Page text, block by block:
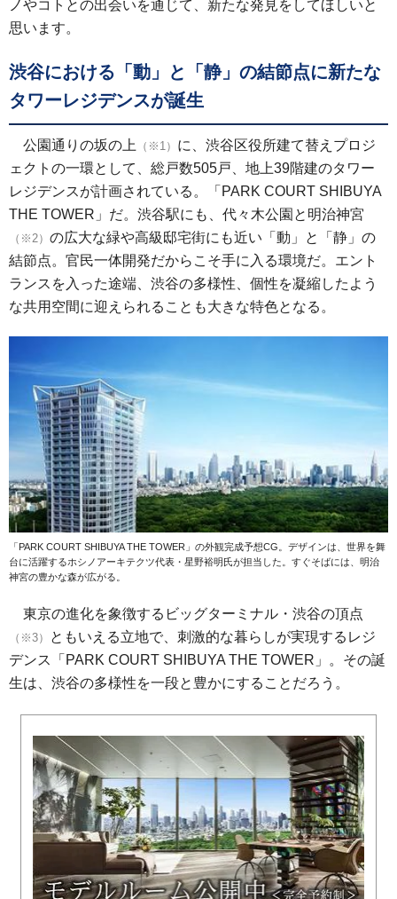
ノやコトとの出会いを通じて、新たな発見をしてほしいと
思います。
渋谷における「動」と「静」の結節点に新たな
タワーレジデンスが誕生
公園通りの坂の上 （※1） に、渋谷区役所建て替えプロジ
ェクトの一環として、総戸数505戸、地上39階建のタワー
レジデンスが計画されている。「PARK COURT SHIBUYA
THE TOWER」だ。渋谷駅にも、代々木公園と明治神宮
（※2） の広大な緑や高級邸宅街にも近い「動」と「静」の
結節点。官民一体開発だからこそ手に入る環境だ。エント
ランスを入った途端、渋谷の多様性、個性を凝縮したよう
な共用空間に迎えられることも大きな特色となる。
「PARK COURT SHIBUYA THE TOWER」の外観完成予想CG。デザインは、世界を舞
台に活躍するホシノアーキテクツ代表・星野裕明氏が担当した。すぐそばには、明治
神宮の豊かな森が広がる。
東京の進化を象徴するビッグターミナル・渋谷の頂点
（※3）
ともいえる立地で、刺激的な暮らしが実現するレジ
デンス「PARK COURT SHIBUYA THE TOWER」。その誕
生は、渋谷の多様性を一段と豊かにすることだろう。